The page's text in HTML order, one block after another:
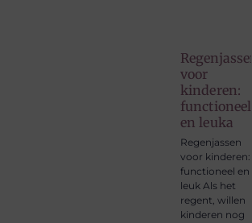
Regenjassen
voor
kinderen:
functioneel
en leuka
Regenjassen
voor kinderen:
functioneel en
leuk Als het
regent, willen
kinderen nog